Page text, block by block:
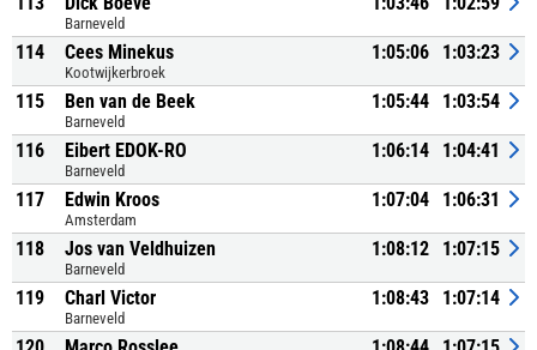
Barneveld
114 Cees Minekus
Kootwijkerbroek
1:05:06 1:03:23
115 Ben van de Beek
Barneveld
1:05:44 1:03:54
116 Eibert EDOK-RO
Barneveld
1:06:14 1:04:41
117 Edwin Kroos
Amsterdam
1:07:04 1:06:31
118 Jos van Veldhuizen
Barneveld
1:08:12 1:07:15
119 Charl Victor
Barneveld
1:08:43 1:07:14